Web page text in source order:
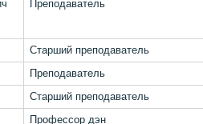
Преподаватель
Старший преподаватель
Преподаватель
Старший преподаватель
Профессор дэн